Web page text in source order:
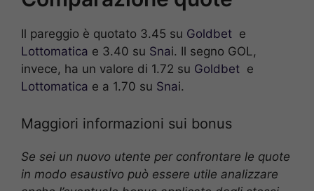
Il pareggio è quotato 3.45 su Goldbet e
Lottomatica e 3.40 su Snai. Il segno GOL,
invece, ha un valore di 1.72 su Goldbet e
Lottomatica e a 1.70 su Snai.
Maggiori informazioni sui bonus
Se sei un nuovo utente per confrontare le quote
in modo esaustivo può essere utile analizzare